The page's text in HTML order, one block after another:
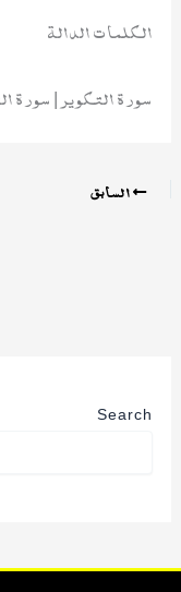
الكلمات الدالة
سورة التكوير | سورة
السابق
Search